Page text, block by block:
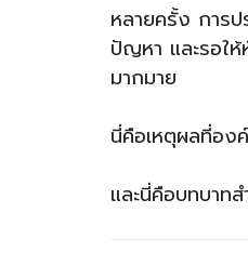
หลายครั้ง การป
ปัญหา และรอใ
มากมาย
นี่คือเหตุผลที่อง
และนี่คือบทบาท